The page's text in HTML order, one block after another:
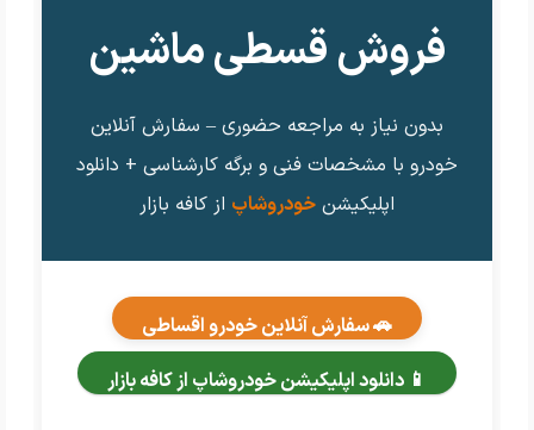
فروش قسطی ماشین
بدون نیاز به مراجعه حضوری – سفارش آنلاین
خودرو با مشخصات فنی و برگه کارشناسی + دانلود
اپلیکیشن خودروشاپ از کافه بازار
🚗 سفارش آنلاین خودرو اقساطی
📱 دانلود اپلیکیشن خودروشاپ از کافه بازار